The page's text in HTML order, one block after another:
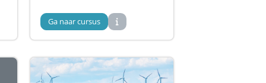
Ga naar cursus